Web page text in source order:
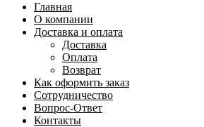
Главная
О компании
Доставка и оплата
Доставка
Оплата
Возврат
Как оформить заказ
Сотрудничество
Вопрос-Ответ
Контакты